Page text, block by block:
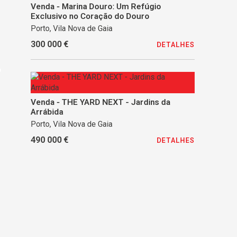
Venda - Marina Douro: Um Refúgio
Exclusivo no Coração do Douro
Porto, Vila Nova de Gaia
300 000 € DETALHES
Venda - THE YARD NEXT - Jardins da
Arrábida
Porto, Vila Nova de Gaia
490 000 € DETALHES